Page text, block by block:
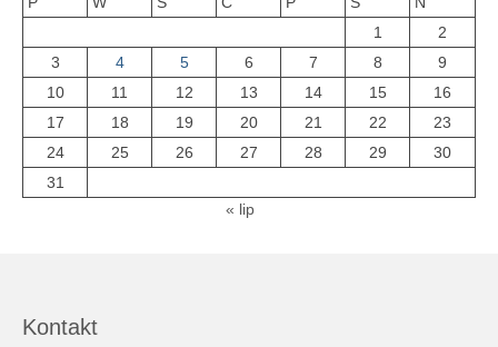
1
2
3
4 5 6 7 8
9
10
11 12 13 14 15
16
17
18 19 20 21 22
23
24
25 26 27 28 29
30
31
« lip
Kontakt